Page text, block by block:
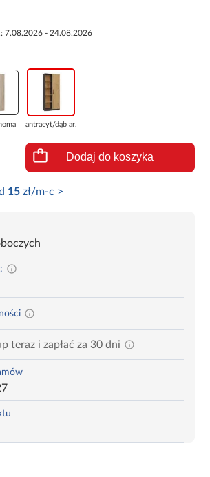
7.08.2026 - 24.08.2026
antracyt/dąb ar...
Dodaj do koszyka
15 zł/m-c >
teraz i zapłać za 30 dni